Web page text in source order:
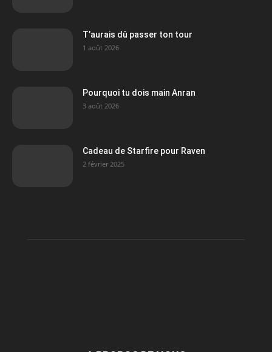
T’aurais dû passer ton tour
1 août 2026
Pourquoi tu dois main Anran
3 août 2026
Cadeau de Starfire pour Raven
2 février 2025